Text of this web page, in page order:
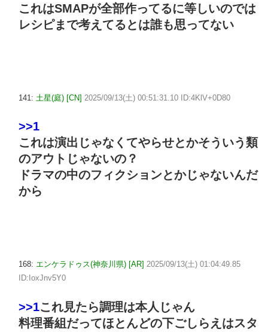
これはSMAPが全部作ってるに等しいのでは
レシピまで考えてるとは誰も思ってない
141: 土星(庭) [CN] 2025/09/13(土) 00:51:31.10 ID:4KlV+0D80
>>1
これは演出じゃなくてやらせとかそういう類
のアウトじゃないの？
ドラマの中のフィクションとかじゃないんだ
から
168: エンケラドゥス(神奈川県) [AR] 2025/09/13(土) 01:04:49.85
ID:IoxJnv5Y0
>>1これ見たら調理は本人じゃん
料理番組だってほとんどの下ごしらえはスタ